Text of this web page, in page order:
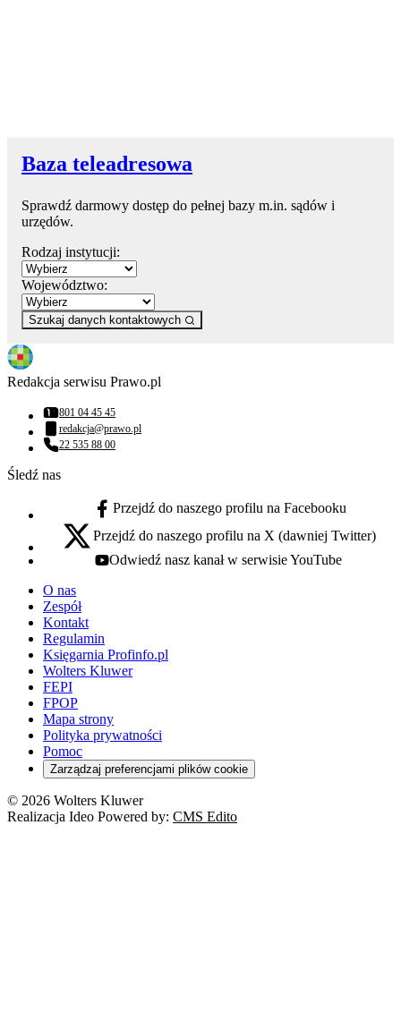
Baza teleadresowa
Sprawdź darmowy dostęp do pełnej bazy m.in. sądów i
urzędów.
Rodzaj instytucji:
Województwo:
Szukaj danych kontaktowych
Redakcja serwisu Prawo.pl
Numer telefonu:
801 04 45 45
Adres email:
redakcja@prawo.pl
Numer telefonu:
22 535 88 00
Śledź nas
facebook - otwiera się w nowej karcie
Przejdź do naszego profilu na Facebooku
x - otwiera się w nowej karcie
Przejdź do naszego profilu na X (dawniej Twitter)
youtube - otwiera się w nowej karcie
Odwiedź nasz kanał w serwisie YouTube
O nas
Zespół
Kontakt
Regulamin
Księgarnia Profinfo.pl
Wolters Kluwer
FEPI
FPOP
Mapa strony
Polityka prywatności
Pomoc
Zarządzaj preferencjami plików cookie
© 2026 Wolters Kluwer
Realizacja Ideo Powered by: CMS Edito